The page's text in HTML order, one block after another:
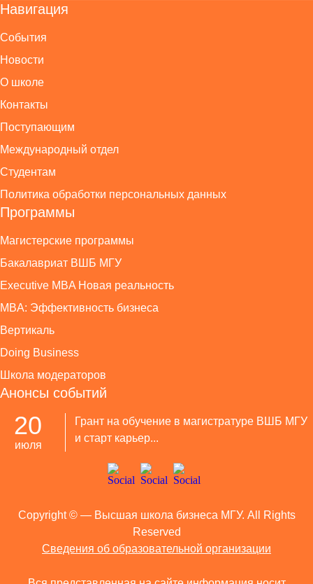
Навигация
События
Новости
О школе
Контакты
Поступающим
Международный отдел
Студентам
Политика обработки персональных данных
Программы
Магистерские программы
Бакалавриат ВШБ МГУ
Executive MBA Новая реальность
MBA: Эффективность бизнеса
Вертикаль
Doing Business
Школа модераторов
Анонсы событий
20
июля
Грант на обучение в магистратуре ВШБ МГУ
и старт карьер...
Copyright © — Высшая школа бизнеса МГУ. All Rights
Reserved
Сведения об образовательной организации